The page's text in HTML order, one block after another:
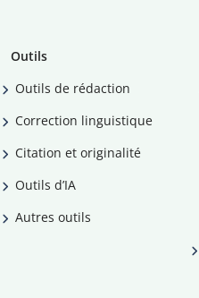
Outils
Outils de rédaction
Correction linguistique
Citation et originalité
Outils d’IA
Autres outils